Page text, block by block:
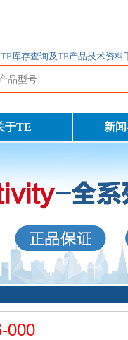
库存查询及TE产品技术资料
于TE 新
000